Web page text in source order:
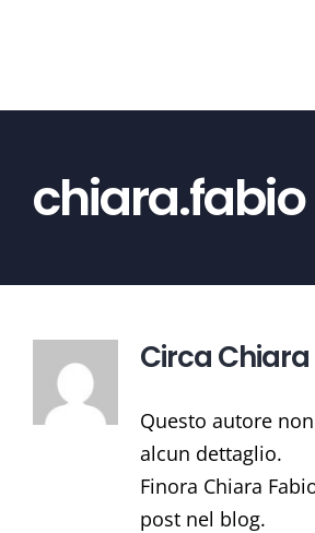
chiara.fabio
Circa
Questo autore
alcun dettaglio.
Finora Chiara
post nel blog.